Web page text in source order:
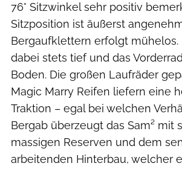
76° Sitzwinkel sehr positiv
Sitzposition ist äußerst
Bergaufklettern erfolgt mühelos.
dabei stets tief und das
Boden. Die großen Laufräder
Magic Marry Reifen liefern eine
Traktion – egal bei welchen
Bergab überzeugt das Sam² mit
massigen Reserven und dem
arbeitenden Hinterbau, welcher